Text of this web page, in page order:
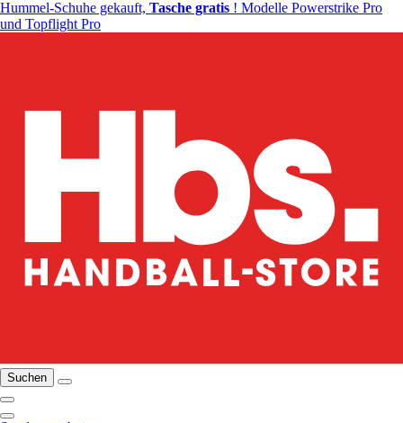
Hummel-Schuhe gekauft, Tasche gratis ! Modelle Powerstrike Pro
und Topflight Pro
Suchen